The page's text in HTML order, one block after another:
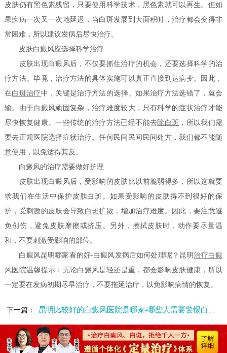
皮肤仍有黑色素残留，只要使用科学技术，黑色素就可以再生。但如
果疾病一次又一次地延迟，当白斑发展到大面积时，治疗都会变得非
常困难，所以建议发病后尽快治疗。
皮肤白癜风应选择科学治疗
皮肤出现白癜风后，不仅要抓住治疗的机会，还要选择科学的治
疗方法。毕竟，治疗方法的具体实施可以真正直接到达病变。因此，
在白斑治疗中，关键是治疗方法的选择。如果治疗方法选错了，就会
输。由于白癜风顽固复杂，治疗难度较大，只有科学的症状治疗才能
尽快恢复健康。一些传统的治疗方法已经不能去除白斑 ，所以我们需
要去正规医院选择症状治疗。任何民间民间民间处方，我们都不能随
意使用，以免适得其反。
白癜风的治疗需要做好护理
皮肤出现白癜风后，受影响的皮肤比以前脆弱得多，所以这就要
求我们在生活中保护皮肤白斑。如果受影响的皮肤得不到很好的保
护，受刺激的皮肤会导致白斑扩散 ，增加治疗难度。因此，要注意避
免创伤，避免皮肤摩擦或挤压。另外，擦拭皮肤时，动作要尽量温
和，不要刺激受影响的部位。
白癜风昆明哪家看的好-白癜风发病后如何处理呢？昆明治疗白癜
风 医院温馨提示：无论白癜风是轻还是重，都会影响皮肤健康，所以
一定要在发病初期尽早治疗，不要拖延治疗，以免影响病情的恢复。
下一篇： 昆明比较好的白癜风医院是哪家-哪些人需要警惕白癜风疾病呢